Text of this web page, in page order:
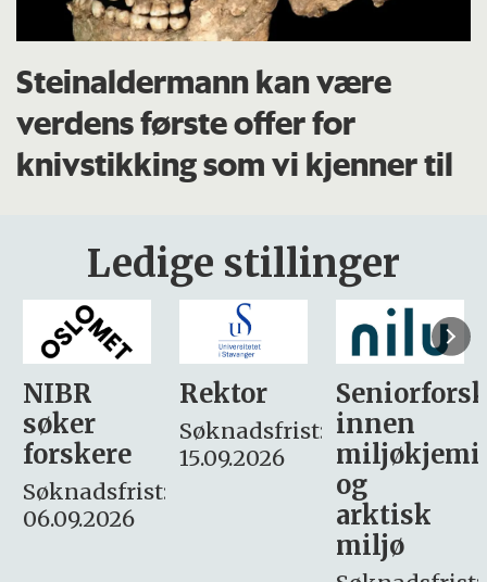
Steinaldermann kan være
verdens første offer for
knivstikking som vi kjenner til
Ledige stillinger
Rektor
Søknadsfrist:
15.09.2026
Seniorforsker
innen
miljøkjemi
søker
– fast
Søknadsfrist:
16. august.